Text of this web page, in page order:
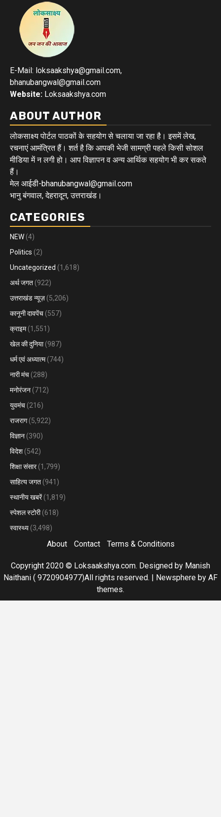
E-Mail: loksaakshya@gmail.com,
bhanubangwal@gmail.com
Website: Loksaakshya.com
ABOUT AUTHOR
लोकसाक्ष्य पोर्टल पाठकों के सहयोग से चलाया जा रहा है। इसमें लेख,
रचनाएं आमंत्रित हैं। शर्त है कि आपकी भेजी सामग्री पहले किसी सोशल
मीडिया में न लगी हो। आप विज्ञापन व अन्य आर्थिक सहयोग भी कर सकते
हैं।
मेल आईडी-bhanubangwal@gmail.com
भानु बंगवाल, देहरादून, उत्तराखंड।
CATEGORIES
NEW (4)
Politics (2)
Uncategorized (1,618)
अर्थ जगत (922)
उत्तराखंड न्यूज़ (5,206)
कानूनी दावपेंच (557)
क्राइम(1,551)
खेल की दुनिया(987)
धर्म एवं अध्यात्म(744)
नारी मंच (288)
मनोरंजन (712)
युवमंच (216)
राजराग(5,922)
विज्ञान (390)
विदेश (542)
शिक्षा संसार(1,799)
साहित्य जगत (941)
स्थानीय खबरें(1,819)
स्पेशल स्टोरी(618)
स्वास्थ्य (3,498)
About Contact Terms & Conditions
Copyright 2020 © Loksaakshya.com. Designed by Manish
Naithani ( 9720904977)All rights reserved.
Newsphere by AF
themes.